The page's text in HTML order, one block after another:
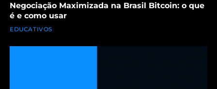
Negociação Maximizada na Brasil Bitcoin: o que
é e como usar
EDUCATIVOS